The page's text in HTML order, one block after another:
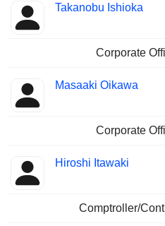
Takanobu Ishioka
Corporate
Masaaki Oikawa
Corporate
Hiroshi Itawaki
Comptroller/